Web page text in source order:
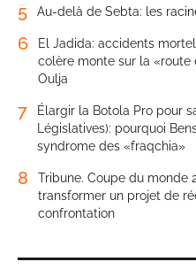
5 Au-delà de Sebta: les
6
El Jadida: accidents
colère monte sur la «route
Oulja
7
Élargir la Botola Pro pour
Législatives): pourquoi
syndrome des «fraqchia»
8
Tribune. Coupe du monde
transformer un projet de
confrontation